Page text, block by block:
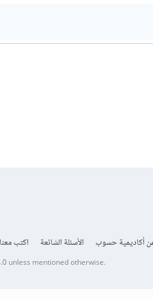
أكاديمية حسوب الأسئلة الشائعة اكتب معنا
unless mentioned otherwise.